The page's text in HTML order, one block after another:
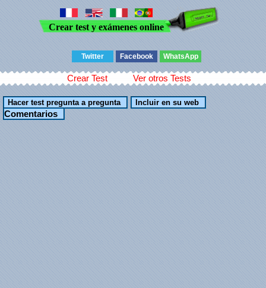
Crear test y exámenes online
Twitter Facebook WhatsApp
Crear Test Ver otros Tests
Comentarios